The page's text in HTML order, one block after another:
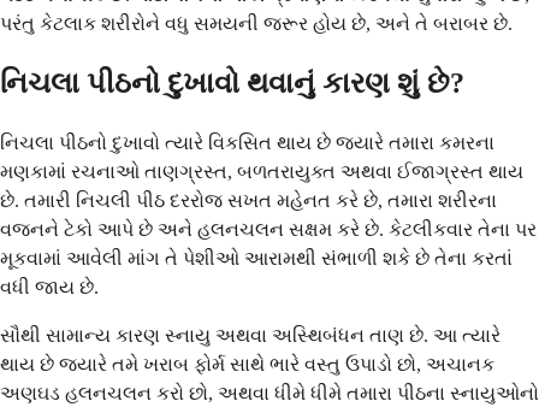
પરંતુ કેટલાક શરીરોને વધુ સમયની જરૂર હોય છે, અને તે બરાબર છે.
નિચલા પીઠનો દુખાવો થવાનું કારણ શું છે?
નિચલા પીઠનો દુખાવો ત્યારે વિકસિત થાય છે જ્યારે તમારા કમરના
મણકામાં રચનાઓ તાણગ્રસ્ત, બળતરાયુક્ત અથવા ઈજાગ્રસ્ત થાય
છે. તમારી નિચલી પીઠ દરરોજ સખત મહેનત કરે છે, તમારા શરીરના
વજનને ટેકો આપે છે અને હલનચલન સક્ષમ કરે છે. કેટલીકવાર તેના પર
મૂકવામાં આવેલી માંગ તે પેશીઓ આરામથી સંભાળી શકે છે તેના કરતાં
વધી જાય છે.
સૌથી સામાન્ય કારણ સ્નાયુ અથવા અસ્થિબંધન તાણ છે. આ ત્યારે
થાય છે જ્યારે તમે ખરાબ ફોર્મ સાથે ભારે વસ્તુ ઉપાડો છો, અચાનક
અણઘડ હલનચલન કરો છો, અથવા ધીમે ધીમે તમારા પીઠના સ્નાયુઓનો